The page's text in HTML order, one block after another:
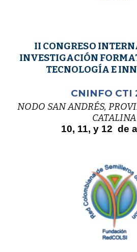
II CONGRESO
INVESTIGACIÓN
TECNOLOGÍA E
CNINFO CTI
NODO SAN ANDRÉS,
CATALINA
10, 11, y 12 de